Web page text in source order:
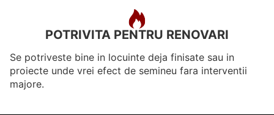
POTRIVITA PENTRU RENOVARI
Se potriveste bine in locuinte deja finisate sau in
proiecte unde vrei efect de semineu fara interventii
majore.